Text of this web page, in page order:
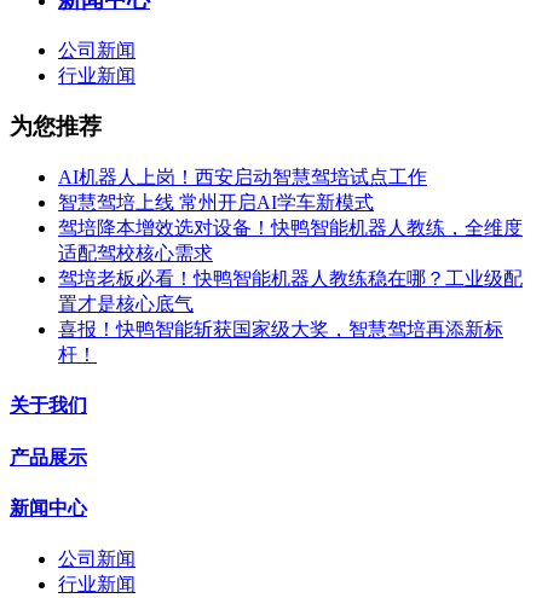
公司新闻
行业新闻
为您推荐
AI机器人上岗！西安启动智慧驾培试点工作
智慧驾培上线 常州开启AI学车新模式
驾培降本增效选对设备！快鸭智能机器人教练，全维度
适配驾校核心需求
驾培老板必看！快鸭智能机器人教练稳在哪？工业级配
置才是核心底气
喜报！快鸭智能斩获国家级大奖，智慧驾培再添新标
杆！
关于我们
产品展示
新闻中心
公司新闻
行业新闻